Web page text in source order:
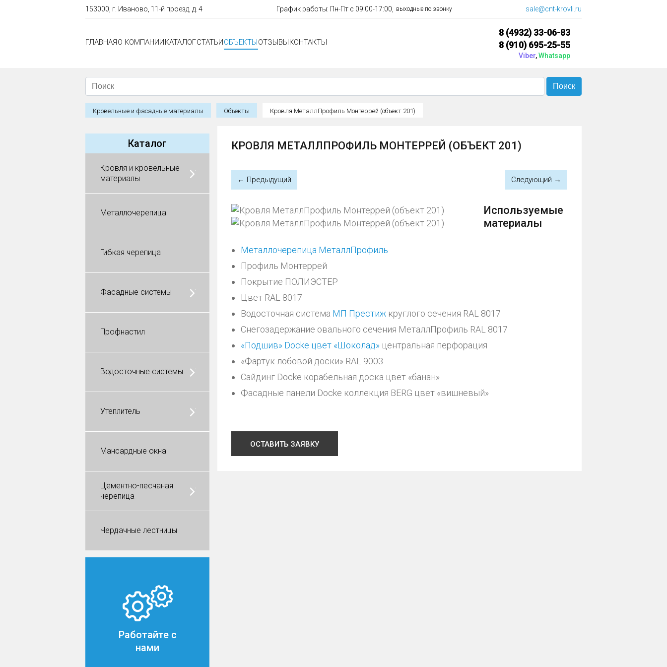
153000, г. Иваново, 11-й проезд, д. 4 График работы: Пн-Пт с 09:00-17:00, выходные по звонку sale@cnt-krovli.ru
ГЛАВНАЯО КОМПАНИИКАТАЛОГСТАТЬИОБЪЕКТЫОТЗЫВЫКОНТАКТЫ
8 (4932) 33-06-83
8 (910) 695-25-55
Viber,Whatsapp
Кровельные и фасадные материалы Объекты Кровля МеталлПрофиль Монтеррей (объект 201)
Каталог
Кровля и кровельные
материалы
Металлочерепица
Гибкая черепица
Фасадные системы
Профнастил
Водосточные системы
Утеплитель
Мансардные окна
Цементно-песчаная
черепица
Чердачные лестницы
Работайте с
нами
КРОВЛЯ МЕТАЛЛПРОФИЛЬ МОНТЕРРЕЙ (ОБЪЕКТ 201)
← Предыдущий Следующий →
Используемые
материалы
Металлочерепица МеталлПрофиль
Профиль Монтеррей
Покрытие ПОЛИЭСТЕР
Цвет RAL 8017
Водосточная система МП Престиж круглого сечения RAL 8017
Снегозадержание овального сечения МеталлПрофиль RAL 8017
«Подшив» Docke цвет «Шоколад» центральная перфорация
«Фартук лобовой доски» RAL 9003
Сайдинг Docke корабельная доска цвет «банан»
Фасадные панели Docke коллекция BERG цвет «вишневый»
ОСТАВИТЬ ЗАЯВКУ